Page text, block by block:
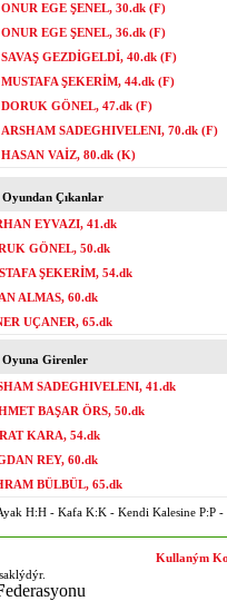
ONUR EGE ŞENEL, 30.dk (F)
ONUR EGE ŞENEL, 36.dk (F)
SAVAŞ GEZDİGELDİ, 40.dk (F)
MUSTAFA ŞEKERİM, 44.dk (F)
DORUK GÖNEL, 47.dk (F)
ARSHAM SADEGHIVELENI, 70.dk (F)
HASAN VAİZ, 80.dk (K)
Oyundan Çıkanlar
EYVAZI, 41.dk
GÖNEL, 50.dk
ŞEKERİM, 54.dk
ALMAS, 60.dk
UÇANER, 65.dk
Oyuna Girenler
SADEGHIVELENI, 41.dk
BAŞAR ÖRS, 50.dk
KARA, 54.dk
REY, 60.dk
BÜLBÜL, 65.dk
H:H - Kafa K:K - Kendi Kalesine P:P -
ederasyonu
Kullaným